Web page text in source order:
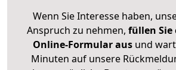
Wenn Sie Interesse haben,
Anspruch zu nehmen, füllen Sie
Online-Formular ausund
Minuten auf unsere